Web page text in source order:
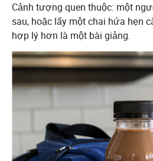
Cảnh tượng quen thuộc: một
sau, hoặc lấy một chai hứa hẹn
hợp lý hơn là một bài giảng.